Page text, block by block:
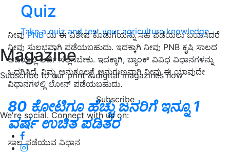
Quiz
Take a quiz and test your agriculture knowledge
Magazine
Subscribe to our print & digital magazines now
Subscribe
We're social. Connect with us on:
ನೀವುPNBಯ ಈ ವಿಶೇಷ ಕೊಡುಗೆಯನ್ನು ಸಹ ಪಡೆಯಲು ಬಯಸಿದರೆ
ನೀವು ಸುಲಭವಾಗಿ ಪಡೆಯಬಹುದು. ಇದಕ್ಕಾಗಿ ನೀವು PNB ಕೃಷಿ ಸಾಲದ
ಅಡಿಯಲ್ಲಿ ಅರ್ಜಿ ಸಲ್ಲಿಸಬೇಕು. ಇದಕ್ಕಾಗಿ, ಬ್ಯಾಂಕ್ ವಿವಿಧ ವಿಧಾನಗಳನ್ನು
ಒದಗಿಸಿದೆ. ನಿಮ್ಮ ಅನುಕೂಲಕ್ಕೆ ಅನುಗುಣವಾಗಿ ನೀವು ಈ ಯಾವುದೇ
ವಿಧಾನಗಳಲ್ಲಿ ಲೋನ್ ಪಡೆಯಬಹುದು.
80 ಕೋಟಿಗೂ ಹೆಚ್ಚು ಜನರಿಗೆ ಇನ್ನೂ 1
ವರ್ಷ ಉಚಿತ ಪಡಿತರ
ಸಾಲ ಪಡೆಯುವ ವಿಧಾನ